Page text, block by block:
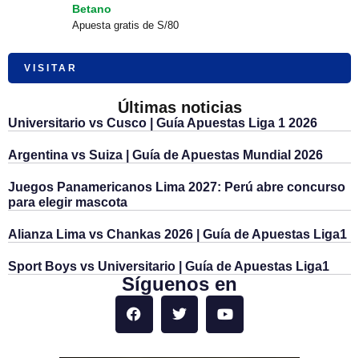
Betano
Apuesta gratis de S/80
VISITAR
Últimas noticias
Universitario vs Cusco | Guía Apuestas Liga 1 2026
Argentina vs Suiza | Guía de Apuestas Mundial 2026
Juegos Panamericanos Lima 2027: Perú abre concurso
para elegir mascota
Alianza Lima vs Chankas 2026 | Guía de Apuestas Liga1
Sport Boys vs Universitario | Guía de Apuestas Liga1
Síguenos en